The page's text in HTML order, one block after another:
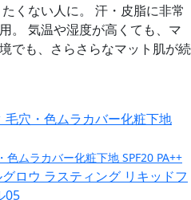
くない人に。 汗・皮脂に非常
。 気温や湿度が高くても、マ
でも、さらさらなマット肌が続
ムラカバー化粧下地 SPF20 PA++